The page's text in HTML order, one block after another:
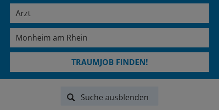
TRAUMJOB FINDEN!
Suche ausblenden